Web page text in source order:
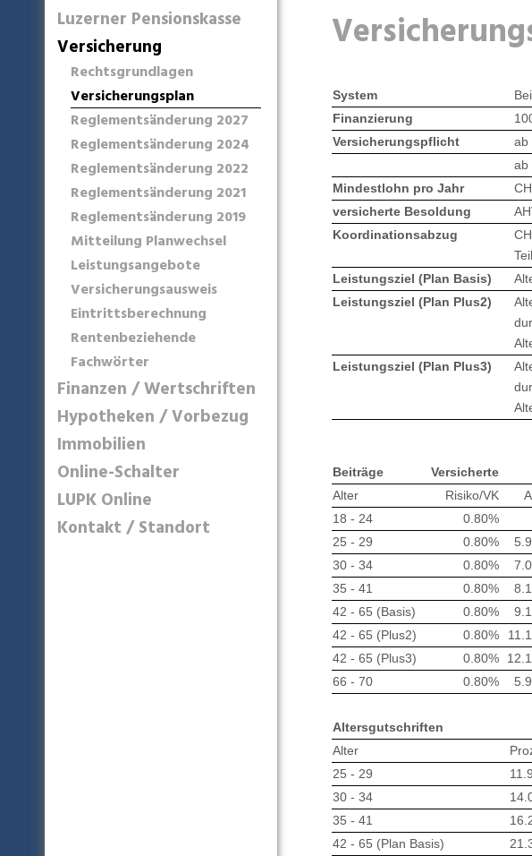
Luzerner Pensionskasse
Versicherung
Rechtsgrundlagen
Versicherungsplan
Reglementsänderung 2027
Reglementsänderung 2024
Reglementsänderung 2022
Reglementsänderung 2021
Reglementsänderung 2019
Mitteilung Planwechsel
Leistungsangebote
Versicherungsausweis
Eintrittsberechnung
Rentenbeziehende
Fachwörter
Finanzen / Wertschriften
Hypotheken / Vorbezug
Immobilien
Online-Schalter
LUPK Online
Kontakt / Standort
System
Finanzierung
Versicherungspflicht
ab
ab
Mindestlohn pro Jahr
versicherte Besoldung
Koordinationsabzug
Leistungsziel (Plan Basis)
Leistungsziel (Plan Plus2)
Leistungsziel (Plan Plus3)
Beiträge Versicherte
Alter
Risiko/VK
18 - 24
0.80%
25 - 29
0.80%
30 - 34
0.80%
35 - 41
0.80%
42 - 65 (Basis)
0.80%
42 - 65 (Plus2)
0.80%
42 - 65 (Plus3)
0.80%
66 - 70
0.80%
Altersgutschriften
Alter
25 - 29
30 - 34
35 - 41
42 - 65 (Plan Basis)